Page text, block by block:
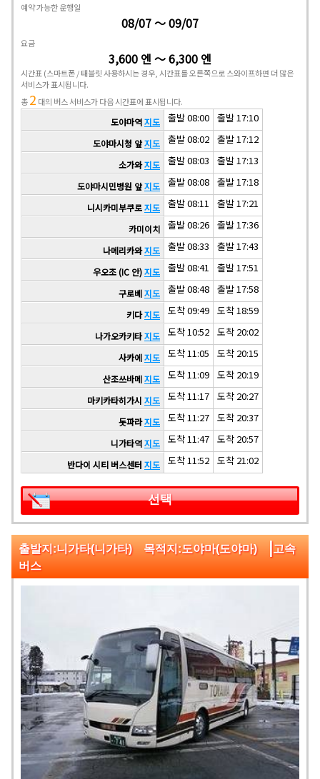
예약 가능한 운행일
08/07 ～ 09/07
요금
3,600 엔 ～ 6,300 엔
시간표 (스마트폰 / 태블릿 사용하시는 경우, 시간표를 오른쪽으로 스와이프하면 더 많은
서비스가 표시됩니다.
총2 대의 버스 서비스가 다음 시간표에 표시됩니다.
도야마역지도 출발 08:00 출발 17:10
도야마시청 앞지도 출발 08:02 출발 17:12
소가와지도 출발 08:03 출발 17:13
도야마시민병원 앞지도 출발 08:08 출발 17:18
니시카미부쿠로지도 출발 08:11 출발 17:21
카미이치 출발 08:26 출발 17:36
나메리카와지도 출발 08:33 출발 17:43
우오조 (IC 안)지도 출발 08:41 출발 17:51
구로베지도 출발 08:48 출발 17:58
키다지도 도착 09:49 도착 18:59
나가오카키타지도 도착 10:52 도착 20:02
사카에지도 도착 11:05 도착 20:15
산조쓰바메지도 도착 11:09 도착 20:19
마키카타히가시 지도 도착 11:17 도착 20:27
돗파라지도 도착 11:27 도착 20:37
니가타역지도 도착 11:47 도착 20:57
반다이 시티 버스센터 지도 도착 11:52 도착 21:02
선택
출발지:니가타(니가타) 목적지:도야마(도야마) |고속
버스